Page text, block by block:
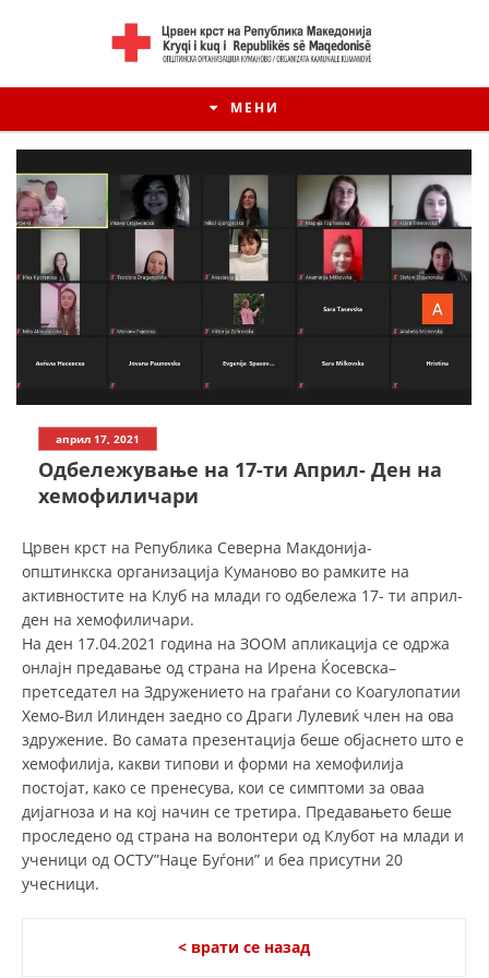
МЕНИ
ИСТОРИЈАТ НА ЦКРМ
ИСТОРИЈАТ НА ДВИЖЕЊЕТО
СТРУКТУРА И ОРГАНИЗАЦИОНА ПОСТАВЕНОСТ – ОПШТИНСКА
ОРГАНИЗАЦИЈА КУМАНОВО
КОНТАКТ ИНФОРМАЦИИ
ЗАКОН ЗА ЦКРМ
СТАТУТ НА ЦКРМ
ОРГАНИЗАЦИЈА И РАЗВОЈ
РАКОВОДЕН ОДБОР
април 17, 2021
Одбележување на 17-ти Април- Ден на
хемофиличари
Црвен крст на Република Северна Макдонија-
oпштинкска организација Куманово во рамките на
активностите на Клуб на млади го одбележа 17- ти април-
ден на хемофиличари.
На ден 17.04.2021 година на ЗООМ апликација се одржа
онлајн предавање од страна на Ирена Ќосевска–
претседател на Здружението на граѓани со Коагулoпатии
Хемо-Вил Илинден заедно со Драги Лулевиќ член на ова
здружение. Во самата презентација беше објаснето што е
хемофилија, какви типови и форми на хемофилија
постојат, како се пренесува, кои се симптоми за оваа
дијагноза и на кој начин се третира. Предавањето беше
проследено од страна на волонтери од Клубот на млади и
ученици од ОСТУ”Наце Буѓони” и беа присутни 20
учесници.
< врати се назад